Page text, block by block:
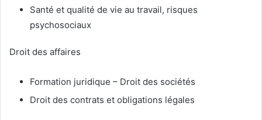
Santé et qualité de vie au travail, risques
psychosociaux
Droit des affaires
Formation juridique – Droit des sociétés
Droit des contrats et obligations légales